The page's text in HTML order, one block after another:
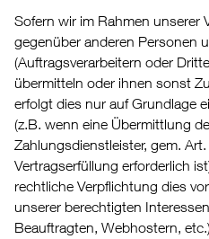
Sofern wir im Rahmen unserer
gegenüber anderen Personen
(Auftragsverarbeitern oder
übermitteln oder ihnen sonst
erfolgt dies nur auf Grundlage
(z.B. wenn eine Übermittlung
Zahlungsdienstleister, gem.
Vertragserfüllung erforderlich
rechtliche Verpflichtung dies
unserer berechtigten
Beauftragten, Webhostern,